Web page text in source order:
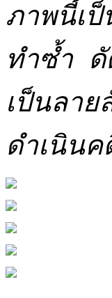
ภาพนี้เป็
ทำซ้ำ
เป็นลา
ดำเนิน